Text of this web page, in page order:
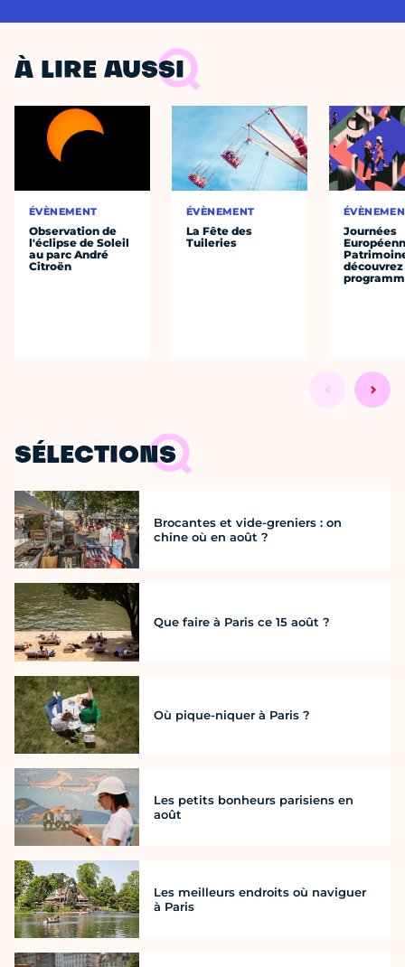
À LIRE AUSSI
ÉVÈNEMENT
Observation de
l'éclipse de Soleil
au parc André
Citroën
ÉVÈNEMENT
La Fête des
Tuileries
Journées
SÉLECTIONS
Brocantes et vide-greniers : on
chine où en août ?
Que faire à Paris ce 15 août ?
Où pique-niquer à Paris ?
Les petits bonheurs parisiens en
août
Les meilleurs endroits où naviguer
à Paris